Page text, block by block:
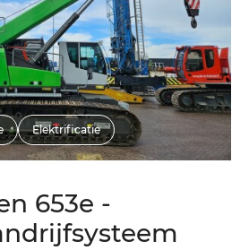
Elektrificatie
653e -